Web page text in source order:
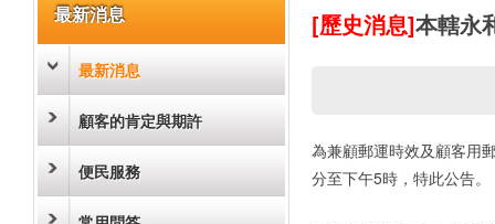
最新消息
最新消息
顧客的肯定與期許
便民服務
[歷史消息]本轄永
為兼顧郵運時效及顧客用
分至下午5時，特此公告。